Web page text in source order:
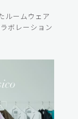
ルームウェア
ボレーション